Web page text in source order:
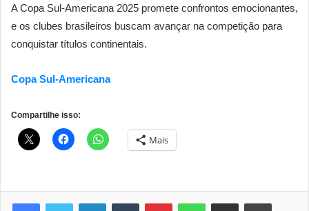
A Copa Sul-Americana 2025 promete confrontos emocionantes,
e os clubes brasileiros buscam avançar na competição para
conquistar títulos continentais.
Copa Sul-Americana
Compartilhe isso:
Mais
LinkedinTumblr PinterestWhatsAppCompartilhar via e-mail Imprimir